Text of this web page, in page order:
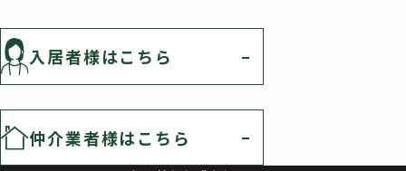
入居者様はこちら
仲介業者様はこちら